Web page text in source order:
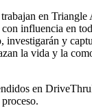
en Triangle
influencia en
investigarán y
la vida y la
en